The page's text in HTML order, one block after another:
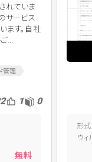
れていま
サービス
ます。自社
...
管理
1 0
無料
形式
ウィ